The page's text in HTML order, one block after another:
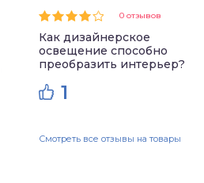
0 отзывов
Как дизайнерское
освещение способно
преобразить интерьер?
1
Смотреть все отзывы на товары